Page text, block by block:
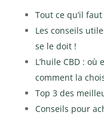
Tout ce qu’il
Les conseils
se le doit !
L’huile CBD :
comment la
Top 3 des
Conseils pour